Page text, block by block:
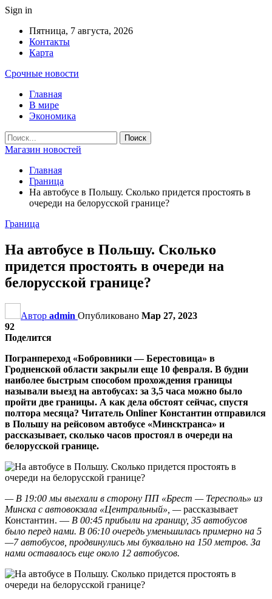
Sign in
Пятница, 7 августа, 2026
Контакты
Карта
Срочные новости
Главная
В мире
Экономика
Магазин новостей
Главная
Граница
На автобусе в Польшу. Сколько придется простоять в
очереди на белорусской границе?
Граница
На автобусе в Польшу. Сколько
придется простоять в очереди на
белорусской границе?
Автор admin Опубликовано Мар 27, 2023
92
Поделится
Погранпереход «Бобровники — Берестовица» в
Гродненской области закрыли еще 10 февраля. В будни
наиболее быстрым способом прохождения границы
называли выезд на автобусах: за 3,5 часа можно было
пройти две границы. А как дела обстоят сейчас, спустя
полтора месяца? Читатель Onliner Константин отправился
в Польшу на рейсовом автобусе «Минсктранса» и
рассказывает, сколько часов простоял в очереди на
белорусской границе.
— В 19:00 мы выехали в сторону ПП «Брест — Тересполь» из
Минска с автовокзала «Центральный», —рассказывает
Константин. — В 00:45 прибыли на границу, 35 автобусов
было перед нами. В 06:10 очередь уменьшилась примерно на 5
—7 автобусов, продвинулись мы буквально на 150 метров. За
нами оставалось еще около 12 автобусов.